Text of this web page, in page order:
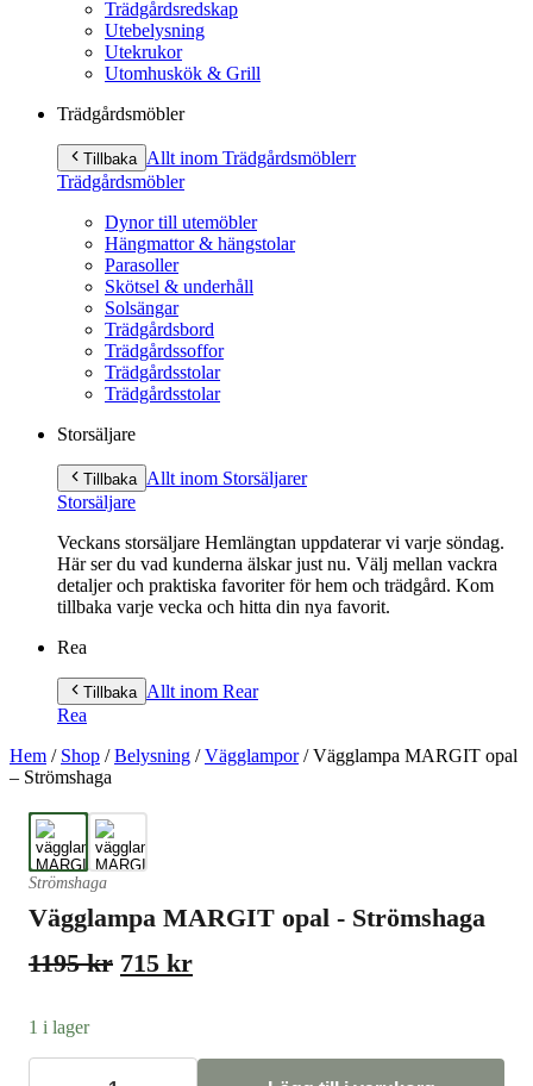
Trädgårdsredskap
Utebelysning
Utekrukor
Utomhuskök & Grill
Trädgårdsmöbler
Tillbaka Allt inom Trädgårdsmöblerr
Trädgårdsmöbler
Dynor till utemöbler
Hängmattor & hängstolar
Parasoller
Skötsel & underhåll
Solsängar
Trädgårdsbord
Trädgårdssoffor
Trädgårdsstolar
Trädgårdsstolar
Storsäljare
Tillbaka Allt inom Storsäljarer
Storsäljare
Veckans storsäljare Hemlängtan uppdaterar vi varje söndag.
Här ser du vad kunderna älskar just nu. Välj mellan vackra
detaljer och praktiska favoriter för hem och trädgård. Kom
tillbaka varje vecka och hitta din nya favorit.
Rea
Tillbaka Allt inom Rear
Rea
Hem / Shop /Belysning /Vägglampor/Vägglampa MARGIT opal
– Strömshaga
Strömshaga
Vägglampa MARGIT opal - Strömshaga
1195kr Det
var:
715 krDet
är:
1 i lager